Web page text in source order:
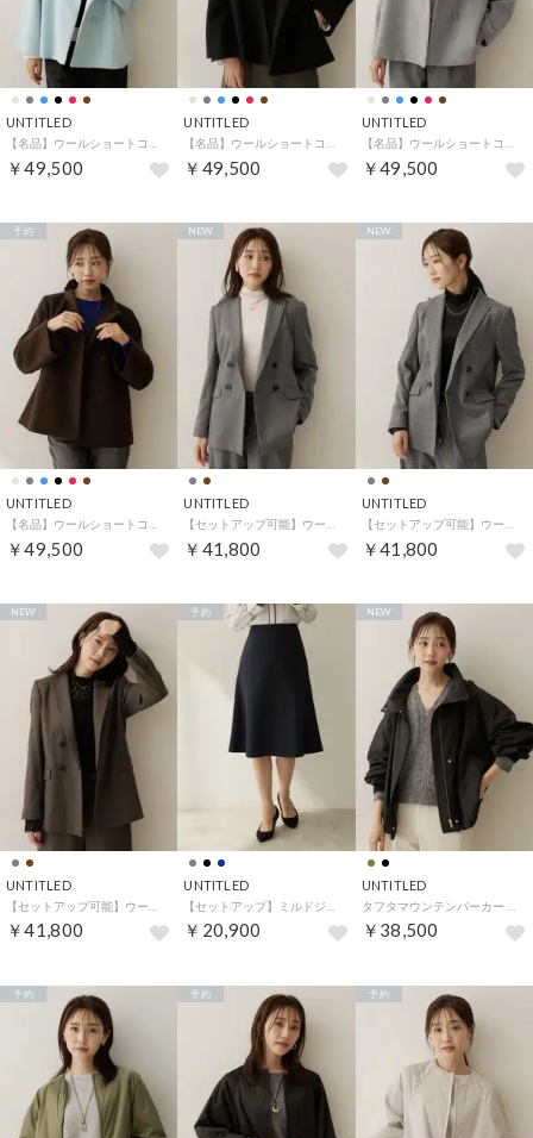
UNTITLED
￥49,500
UNTITLED
￥49,500
UNTITLED
￥49,500
UNTITLED
【名品】ウールショートコート （ブラウン(044)）
￥49,500
予約
UNTITLED
【セットアップ可能】ウールダブルジャケット （チャコールグレー(314)）
￥41,800
NEW
UNTITLED
【セットアップ可能】ウールダブルジャケット （チャコールグレー(214)）
￥41,800
NEW
UNTITLED
￥41,800
NEW
UNTITLED
￥20,900
予約
UNTITLED
￥38,500
NEW
予約 予約 予約